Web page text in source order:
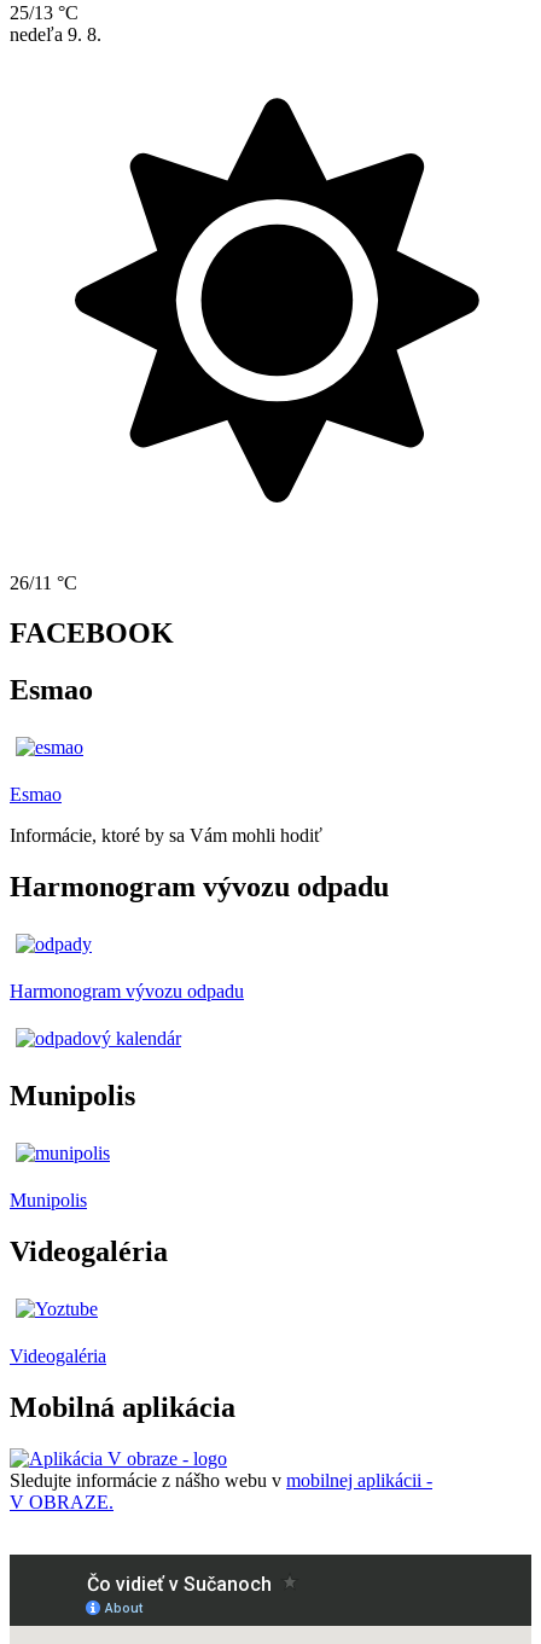
25/13 °C
nedeľa 9. 8.
26/11 °C
FACEBOOK
Esmao
Esmao
Informácie, ktoré by sa Vám mohli hodiť
Harmonogram vývozu odpadu
Harmonogram vývozu odpadu
Munipolis
Munipolis
Videogaléria
Videogaléria
Mobilná aplikácia
Sledujte informácie z nášho webu v mobilnej aplikácii -
V OBRAZE.